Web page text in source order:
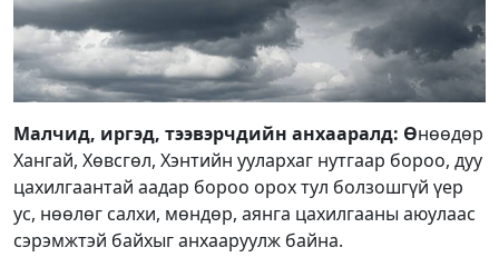
Малчид, иргэд, тээвэрчдийн анхааралд: Өнөөдөр
Хангай, Хөвсгөл, Хэнтийн уулархаг нутгаар бороо, дуу
цахилгаантай аадар бороо орох тул болзошгүй үер
ус, нөөлөг салхи, мөндөр, аянга цахилгааны аюулаас
сэрэмжтэй байхыг анхааруулж байна.